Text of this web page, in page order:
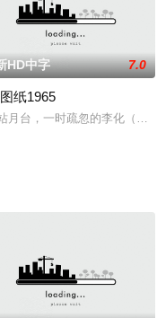
从包裹婴儿的衣服上看，
为职场误解而“逃离”到
HD中字 7.0
纸1965
月台，一时疏忽的李化（李